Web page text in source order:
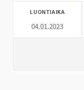
LUONTIAIKA
04.01.2023